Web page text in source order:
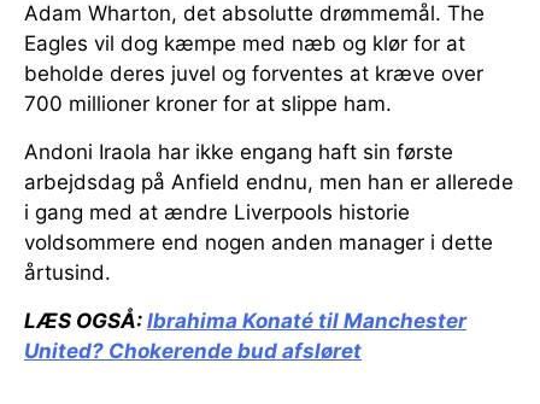
Adam Wharton, det absolutte drømmemål. The
Eagles vil dog kæmpe med næb og klør for at
beholde deres juvel og forventes at kræve over
700 millioner kroner for at slippe ham.
Andoni Iraola har ikke engang haft sin første
arbejdsdag på Anfield endnu, men han er allerede
i gang med at ændre Liverpools historie
voldsommere end nogen anden manager i dette
årtusind.
LÆS OGSÅ: Ibrahima Konaté til Manchester
United? Chokerende bud afsløret